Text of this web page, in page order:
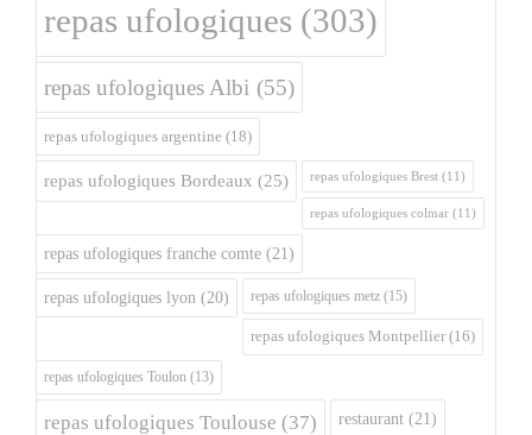
repas ufologiques (303)
repas ufologiques Albi (55)
repas ufologiques argentine (18)
repas ufologiques Bordeaux (25) repas ufologiques Brest (11)
repas ufologiques colmar (11)
repas ufologiques franche comte (21)
repas ufologiques lyon (20) repas ufologiques metz (15)
repas ufologiques Montpellier (16)
repas ufologiques Toulon (13)
repas ufologiques Toulouse (37) restaurant (21)